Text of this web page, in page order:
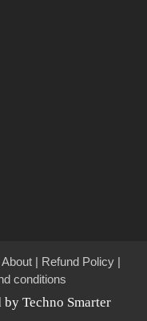
About | Refund Policy |
conditions
Techno Smarter